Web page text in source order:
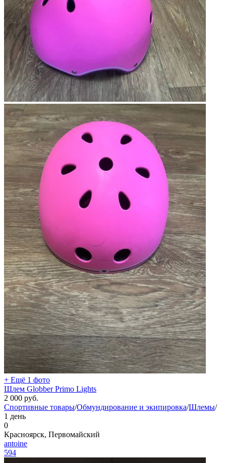
+ Ещё 1 фото
Шлем Globber Primo Lights
2 000 руб.
Спортивные товары/Обмундирование и экипировка/Шлемы/
1 день
0
Красноярск, Первомайский
antoine
594